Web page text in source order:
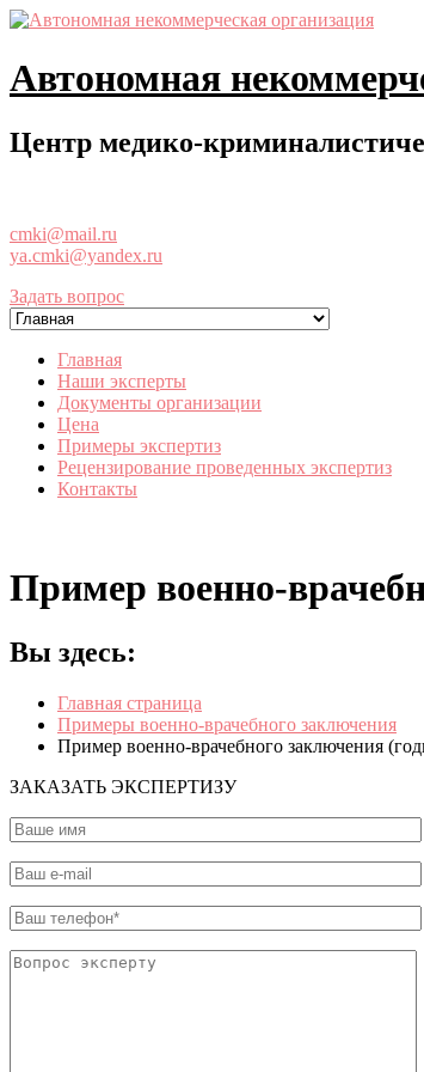
Перейти
содержимому
Автономная
Центр медико-
cmki@mail.ru
ya.cmki@yandex.ru
Задать вопрос
Главная
Наши эксперты
Документы организации
Цена
Примеры экспертиз
Рецензирование проведенных экспертиз
Контакты
Пример военно-
Вы здесь:
Главная страница
Примеры военно-врачебного заключения
Пример военно-врачебного заключения
ЗАКАЗАТЬ ЭКСПЕРТИЗУ